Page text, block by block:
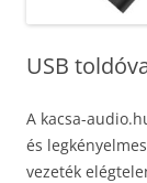
USB
A kacsa-
és
vezeték